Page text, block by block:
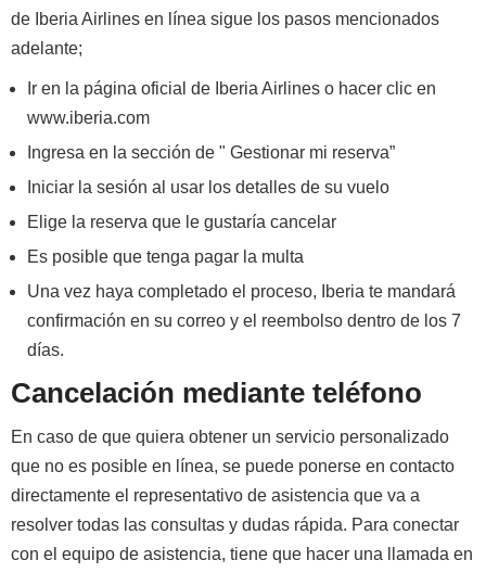
de Iberia Airlines en línea sigue los pasos mencionados
adelante;
Ir en la página oficial de Iberia Airlines o hacer clic en
www.iberia.com
Ingresa en la sección de " Gestionar mi reserva”
Iniciar la sesión al usar los detalles de su vuelo
Elige la reserva que le gustaría cancelar
Es posible que tenga pagar la multa
Una vez haya completado el proceso, Iberia te mandará
confirmación en su correo y el reembolso dentro de los 7
días.
Cancelación mediante teléfono
En caso de que quiera obtener un servicio personalizado
que no es posible en línea, se puede ponerse en contacto
directamente el representativo de asistencia que va a
resolver todas las consultas y dudas rápida. Para conectar
con el equipo de asistencia, tiene que hacer una llamada en